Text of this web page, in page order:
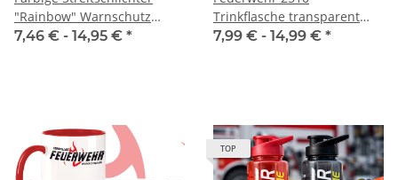
"Rainbow" Warnschutz
Weste Für ein faires
7,46 € - 14,95 € *
Trinkflasche transparent
650ml inkl. Wunschnamen
7,99 € - 14,99 € *
TOP